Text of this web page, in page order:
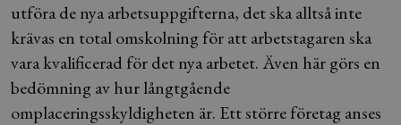
utföra de nya arbetsuppgifterna, det ska alltså inte
krävas en total omskolning för att arbetstagaren ska
vara kvalificerad för det nya arbetet. Även här görs en
bedömning av hur långtgående
omplaceringsskyldigheten är. Ett större företag anses